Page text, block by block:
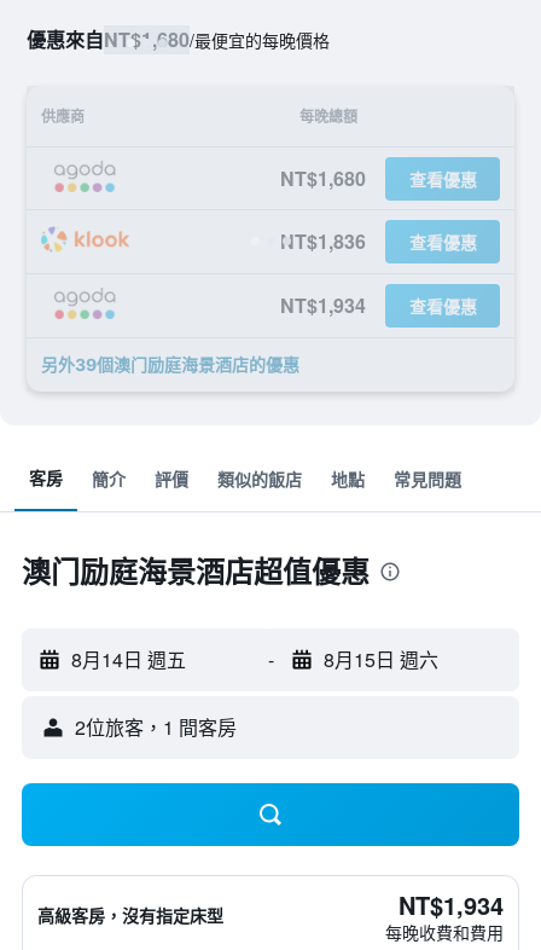
優惠來自NT$1,680/最便宜的每晚價格
供應商 每晚總額
NT$1,680 查看優惠
NT$1,836 查看優惠
NT$1,934 查看優惠
另外39個澳门励庭海景酒店​的優惠
客房 簡介 評價 類似的飯店 地點 常見問題
澳门励庭海景酒店超值優惠
8月14日 週五 - 8月15日 週六
2位旅客，1 間客房
高級客房，沒有指定床型 NT$1,934
每晚收費和費用